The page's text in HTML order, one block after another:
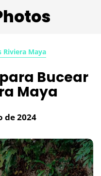
Riviera Maya
Bucear
Maya
de 2024